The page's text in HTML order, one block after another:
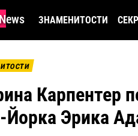
ЗНАМЕНИТОСТИ
Карпентер
Эрика